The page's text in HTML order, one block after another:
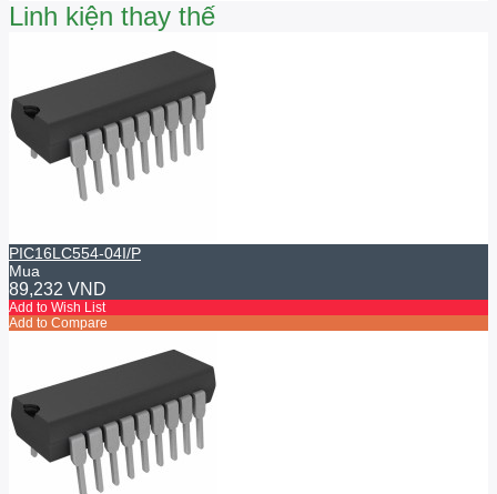
Linh kiện thay thế
PIC16LC554-04I/P
Mua
89,232 VND
Add to Wish List
Add to Compare